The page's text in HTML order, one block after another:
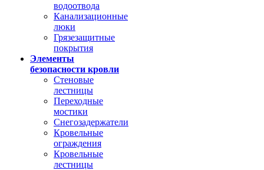
водоотвода
Канализационные
люки
Грязезащитные
покрытия
Элементы
безопасности кровли
Стеновые
лестницы
Переходные
мостики
Снегозадержатели
Кровельные
ограждения
Кровельные
лестницы